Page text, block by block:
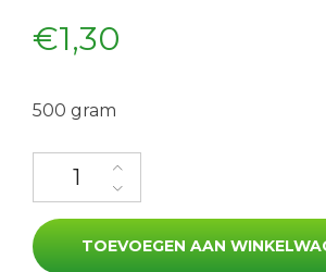
€1,30
500 gram
Witte ui aantal
TOEVOEGEN AAN